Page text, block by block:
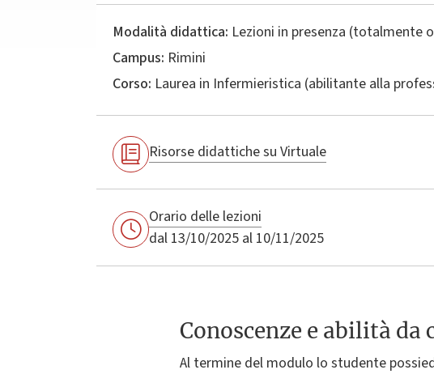
Modalità didattica: Lezioni in presenza (totalmente
Campus: Rimini
Corso: Laurea in Infermieristica (abilitante alla
Risorse didattiche su Virtuale
Orario delle lezioni
dal 13/10/2025 al 10/11/2025
Conoscenze e abilità da
Al termine del modulo lo studente